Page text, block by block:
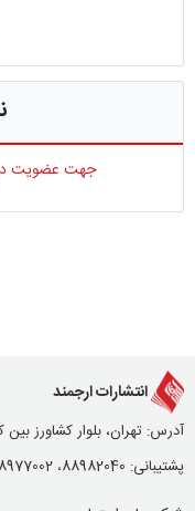
جهت عضویت در
انتشارات ارجمند
آدرس: تهران، بلوار کشاورز بین کارگر و 16
پشتیبانی: 88982040، 88977002-021، 88982030-021، 88975190-021